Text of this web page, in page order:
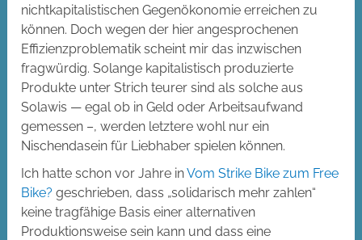
nichtkapitalistischen Gegenökonomie erreichen zu
können. Doch wegen der hier angesprochenen
Effizienzproblematik scheint mir das inzwischen
fragwürdig. Solange kapitalistisch produzierte
Produkte unter Strich teurer sind als solche aus
Solawis — egal ob in Geld oder Arbeitsaufwand
gemessen –, werden letztere wohl nur ein
Nischendasein für Liebhaber spielen können.
Ich hatte schon vor Jahre inVom Strike Bike zum Free
Bike? geschrieben, dass „solidarisch mehr zahlen“
keine tragfähige Basis einer alternativen
Produktionsweise sein kann und dass eine